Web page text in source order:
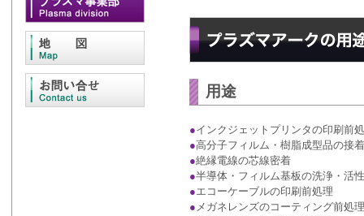
用途
●インクジェットプリンタの印刷前
●高分子フィルム・樹脂成型品の接
●絶縁電線の芯線密着
●半導体・フィルム基板の洗浄・活
●エコーケーブルの印刷前処理
● メガネレンズのコーティング前処理